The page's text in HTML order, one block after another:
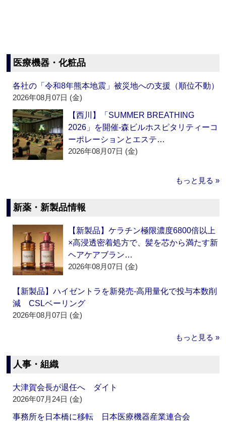
医療機器・化粧品
各社の「令和8年熊本地震」被災地への支援（順位不動）
2026年08月07日 (金)
【西川】「SUMMER BREATHING
2026」を開催‐森ビルホスピタリティーコ
ーポレーションとエステ…
2026年08月07日 (金)
もっと見る »
新薬・新製品情報
【新製品】ケラチン極限濃度6800倍以上
×高浸透密着処方で、髪を芯から満たす新
ヘアケアブラン…
2026年08月07日 (金)
【新製品】ハイゼントラを新発売‐高用量化で投与本数削
減 CSLベーリング
2026年08月07日 (金)
もっと見る »
人事・組織
大津賀会長が退任へ ダイト
2026年07月24日 (金)
事務所を日本橋に移転 日本医療機器産業連合会